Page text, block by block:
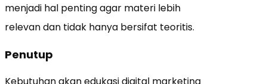
menjadi hal penting agar materi lebih
relevan dan tidak hanya bersifat teoritis.
Penutup
Kebutuhan akan edukasi digital marketing